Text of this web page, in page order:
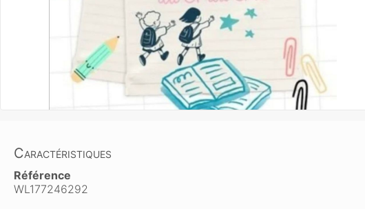
Caractéristiques
Référence
WL177246292